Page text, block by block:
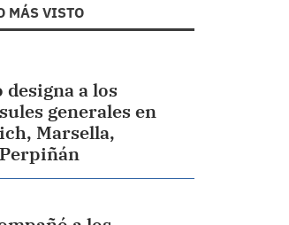
MÁS VISTO
a los
generales en
Marsella,